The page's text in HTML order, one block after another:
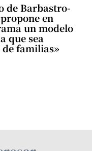
de Barbastro-
en
un modelo
que sea
familias»